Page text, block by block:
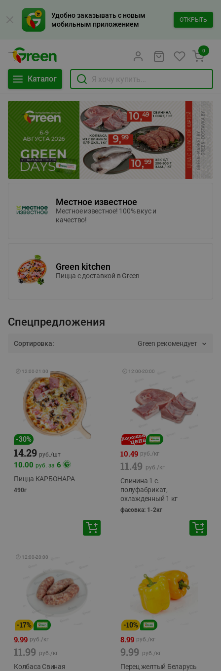
Удобно заказывать с новым
мобильным приложением
ОТКРЫТЬ
Каталог
0
Местное известное
Местное известное! 100% вкус и
качество!
Green kitchen
Пицца c доставкой в Green
Спецпредложения
Сортировка: Green рекомендует
🕘 12:00-21:00
-30%
14.29 руб./шт
10.00 руб. за 6
Пицца КАРБОНАРА
490г
🕘 12:00-20:00
10.49 руб./кг
11.49 руб./кг
Свинина 1 с.
полуфабрикат,
охлажденный 1 кг
фасовка: 1-2кг
🕘 12:00-20:00
-17%
9.99 руб./кг
11.99 руб./кг
Колбаса Свиная
-10%
8.99 руб./кг
9.99 руб./кг
Перец желтый Беларусь